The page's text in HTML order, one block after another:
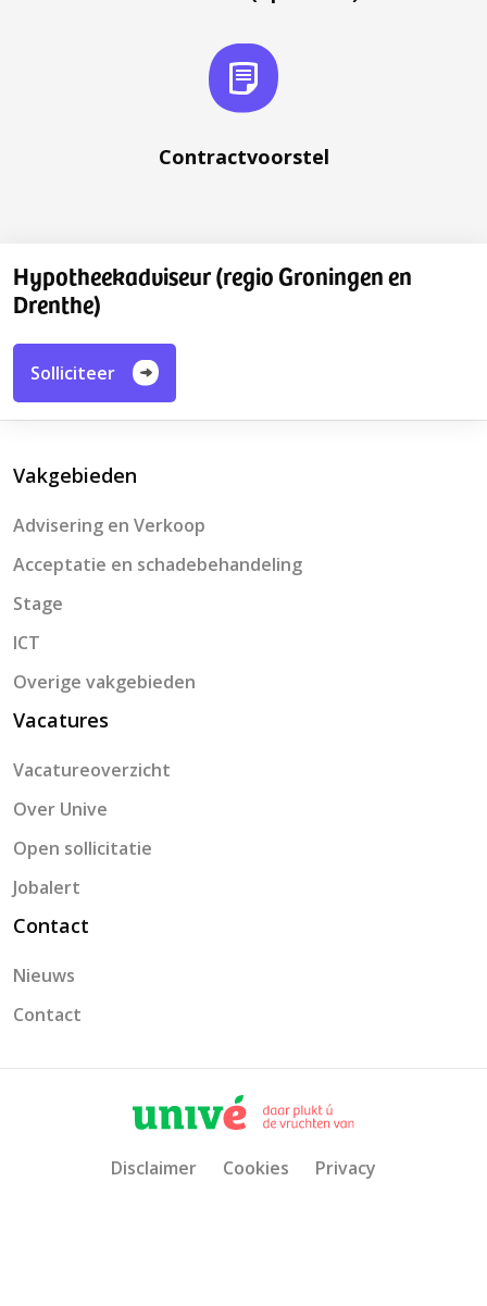
Contractvoorstel
Hypotheekadviseur (regio Groningen en
Drenthe)
Solliciteer
Vakgebieden
Advisering en Verkoop
Acceptatie en schadebehandeling
Stage
ICT
Overige vakgebieden
Vacatures
Vacatureoverzicht
Over Unive
Open sollicitatie
Jobalert
Contact
Nieuws
Contact
Disclaimer Cookies Privacy